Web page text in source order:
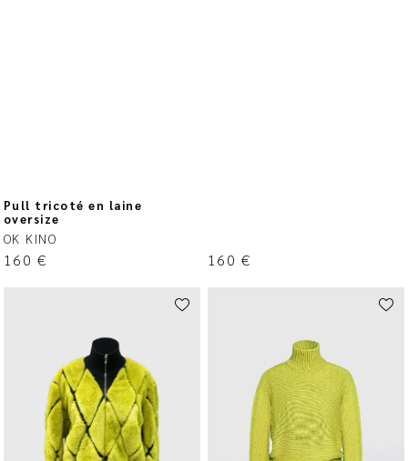
Pull tricoté en laine
oversize
OK KINO
160 € 160 €